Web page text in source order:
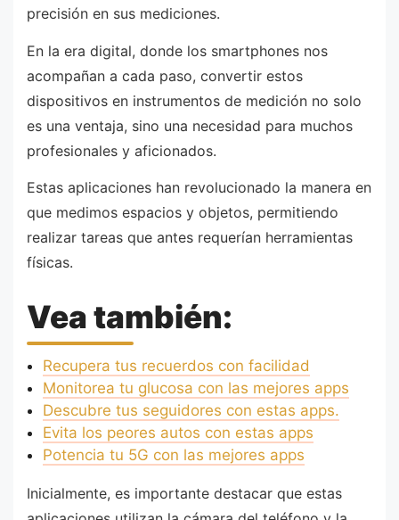
precisión en sus mediciones.
En la era digital, donde los smartphones nos
acompañan a cada paso, convertir estos
dispositivos en instrumentos de medición no solo
es una ventaja, sino una necesidad para muchos
profesionales y aficionados.
Estas aplicaciones han revolucionado la manera en
que medimos espacios y objetos, permitiendo
realizar tareas que antes requerían herramientas
físicas.
Vea también:
Recupera tus recuerdos con facilidad
Monitorea tu glucosa con las mejores apps
Descubre tus seguidores con estas apps.
Evita los peores autos con estas apps
Potencia tu 5G con las mejores apps
Inicialmente, es importante destacar que estas